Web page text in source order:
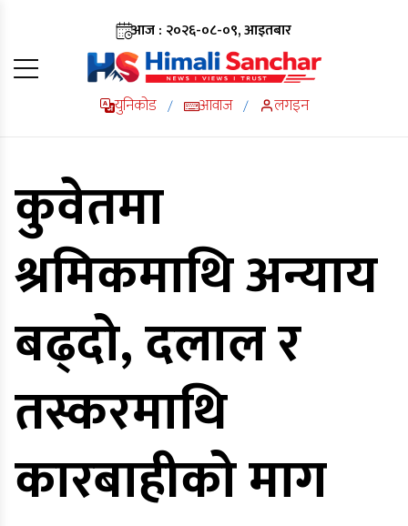
आज : २०२६-०८-०९, आइतबार
युनिकोड / आवाज / लगइन
कुवेतमा
श्रमिकमाथि अन्याय
बढ्दो, दलाल र
तस्करमाथि
कारबाहीको माग